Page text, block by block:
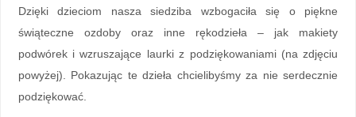
Dzięki dzieciom nasza siedziba wzbogaciła się o piękne
świąteczne ozdoby oraz inne rękodzieła – jak makiety
podwórek i wzruszające laurki z podziękowaniami (na zdjęciu
powyżej). Pokazując te dzieła chcielibyśmy za nie serdecznie
podziękować.